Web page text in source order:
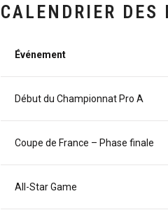
CALENDRIER
Événement
Début du Championnat Pro A
Coupe de France – Phase finale
All-Star Game